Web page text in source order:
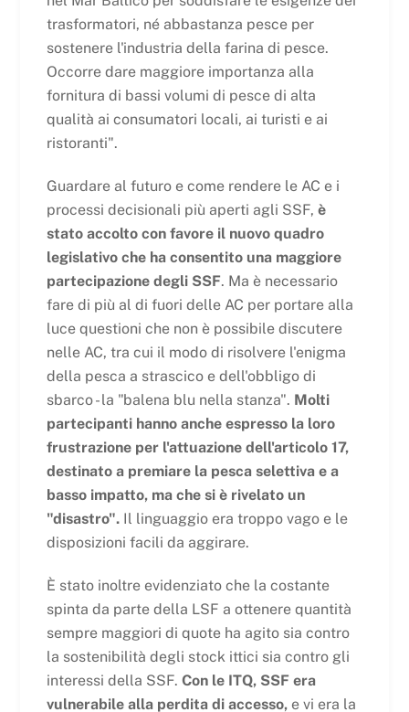
trasformatori, né abbastanza pesce per
sostenere l'industria della farina di pesce.
Occorre dare maggiore importanza alla
fornitura di bassi volumi di pesce di alta
qualità ai consumatori locali, ai turisti e ai
ristoranti".
Guardare al futuro e come rendere le AC e i
processi decisionali più aperti agli SSF, è
stato accolto con favore il nuovo quadro
legislativo che ha consentito una maggiore
partecipazione degli SSF. Ma è necessario
fare di più al di fuori delle AC per portare alla
luce questioni che non è possibile discutere
nelle AC, tra cui il modo di risolvere l'enigma
della pesca a strascico e dell'obbligo di
sbarco - la "balena blu nella stanza". Molti
partecipanti hanno anche espresso la loro
frustrazione per l'attuazione dell'articolo 17,
destinato a premiare la pesca selettiva e a
basso impatto, ma che si è rivelato un
"disastro".Il linguaggio era troppo vago e le
disposizioni facili da aggirare.
È stato inoltre evidenziato che la costante
spinta da parte della LSF a ottenere quantità
sempre maggiori di quote ha agito sia contro
la sostenibilità degli stock ittici sia contro gli
interessi della SSF. Con le ITQ, SSF era
vulnerabile alla perdita di accesso,e vi era la